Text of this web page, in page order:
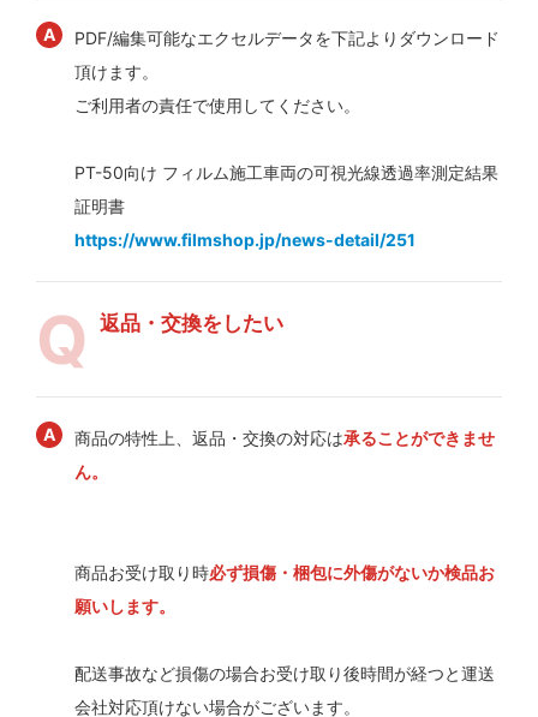
PDF/編集可能なエクセルデータを下記よりダウンロード
頂けます。
ご利用者の責任で使用してください。
PT-50向け フィルム施工車両の可視光線透過率測定結果
証明書
https://www.filmshop.jp/news-detail/251
返品・交換をしたい
商品の特性上、返品・交換の対応は承ることができませ
ん。
商品お受け取り時必ず損傷・梱包に外傷がないか検品お
願いします。
配送事故など損傷の場合お受け取り後時間が経つと運送
会社対応頂けない場合がございます。